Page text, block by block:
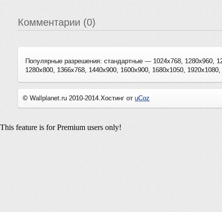
Комментарии (0)
Популярные разрешения: стандартные — 1024x768, 1280x960,
1280x800, 1366x768, 1440x900, 1600x900, 1680x1050,
© Wallplanet.ru 2010-2014.Хостинг от uCoz
This feature is for Premium users only!